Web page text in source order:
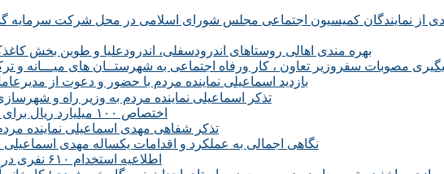
بهره مندی اهالی روستاهای اندرودسفلی، اندرودعلیا و طوین بخش
مصوبات سفروزیر تعاون ، کار ورفاه اجتماعی به شهرستــان های میـــانه و
بازدید اسماعیلی نماینده مردم با حضور و دعوت از
تذکر اسماعیلی نماینده مردم به وزیر راه و
اختصاص ۱۰۰ میلیارد ریال برای بروزرسانی و تجهیز مرکز فنی وحرفه ای میانه
تذکر شفاهی مهدی اسماعیلی نماینده
نگاهی اجمالی به عملکرد و اقدامات یکساله مهدی
اطلاعیه استخدام ۶۱۰ نفری در طرح فولادسازی مجتمع فولاد میانه منتشر شد